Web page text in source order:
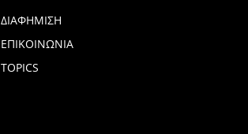
ΔΙΑΦΗΜΙΣΗ
ΕΠΙΚΟΙΝΩΝΙΑ
TOPICS